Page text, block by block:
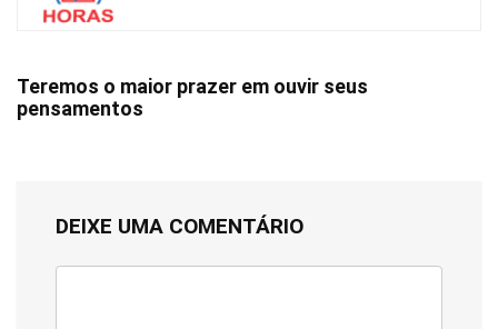
Teremos o maior prazer em ouvir seus
pensamentos
DEIXE UMA COMENTÁRIO